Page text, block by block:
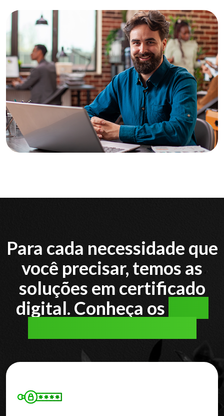
Para cada necessidade que
você precisar, temos as
soluções em certificado
digital. Conheça os